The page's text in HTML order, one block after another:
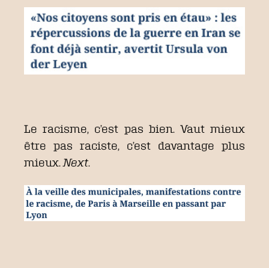
Le racisme, c’est pas bien. Vaut mieux
être pas raciste, c’est davantage plus
mieux. Next.